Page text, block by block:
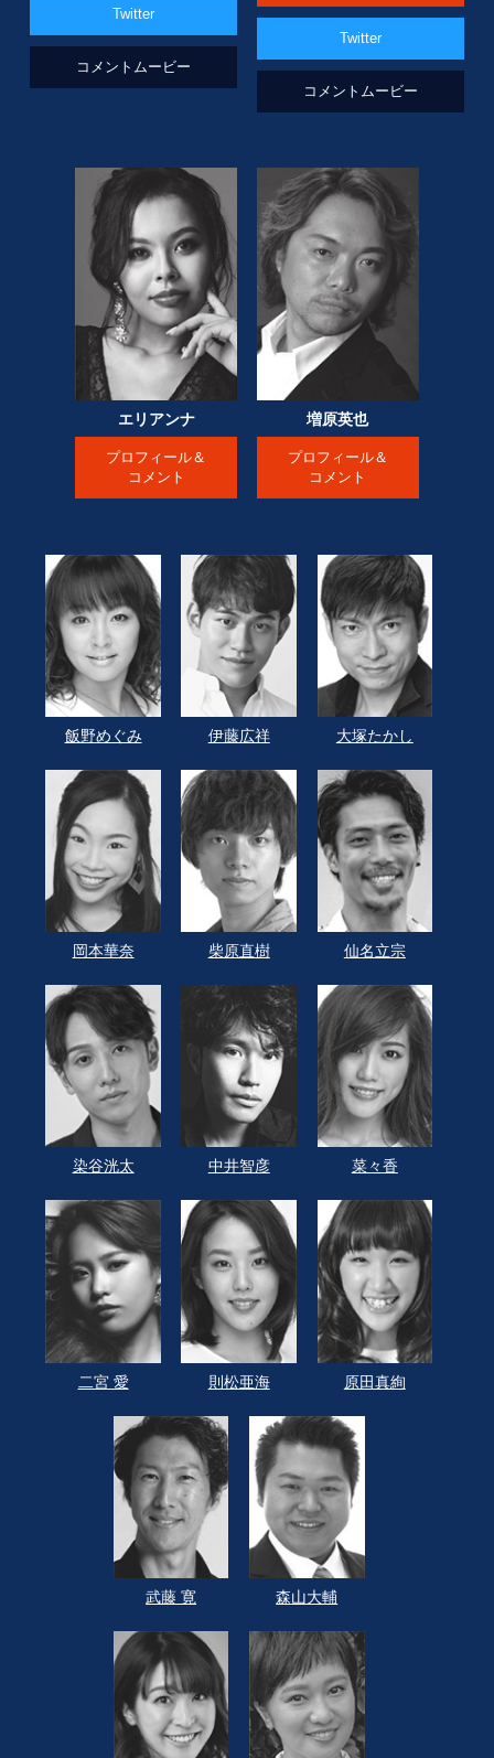
Twitter
コメントムービー
Twitter
コメントムービー
エリアンナ
プロフィール＆
コメント
増原英也
プロフィール＆
コメント
飯野めぐみ 伊藤広祥 大塚たかし
岡本華奈 柴原直樹 仙名立宗
染谷洸太 中井智彦 菜々香
二宮 愛 則松亜海 原田真絢
武藤 寛 森山大輔